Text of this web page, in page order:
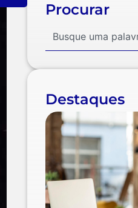
Procurar
Destaques